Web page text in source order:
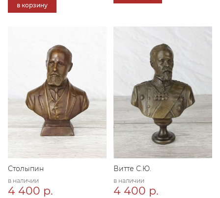
в корзину
Столыпин
в наличии
4 400 р.
Витте С.Ю.
в наличии
4 400 р.